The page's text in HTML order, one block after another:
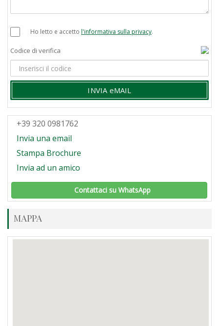
Ho letto e accetto l'informativa sulla privacy.
Codice di verifica
INVIA eMAIL
+39 320 0981762
Invia una email
Stampa Brochure
Invia ad un amico
Contattaci su WhatsApp
MAPPA